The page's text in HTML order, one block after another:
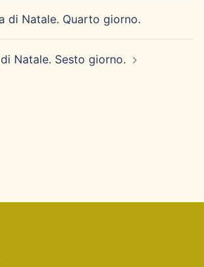
di Natale. Quarto giorno.
Natale. Sesto giorno.